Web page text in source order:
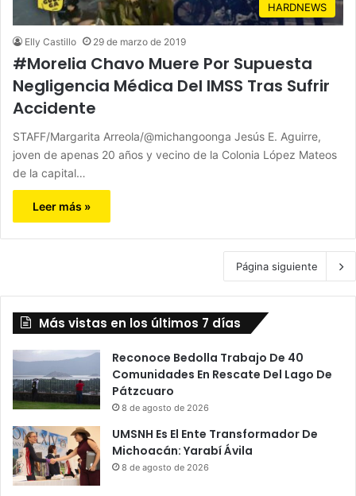
HARDNEWS
Elly Castillo 29 de marzo de 2019
#Morelia Chavo Muere Por Supuesta
Negligencia Médica Del IMSS Tras Sufrir
Accidente
STAFF/Margarita Arreola/@michangoonga Jesús E. Aguirre,
joven de apenas 20 años y vecino de la Colonia López Mateos
de la capital…
Leer más »
Página siguiente
Más vistas en los últimos 7 días
Reconoce Bedolla Trabajo De 40
Comunidades En Rescate Del Lago De
Pátzcuaro
8 de agosto de 2026
UMSNH Es El Ente Transformador De
Michoacán: Yarabí Ávila
8 de agosto de 2026